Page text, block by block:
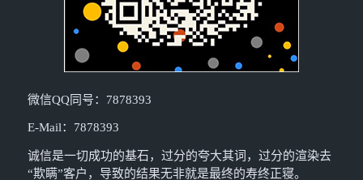
微信QQ同号：7878393
E-Mail：7878393
诚信是一切成功的基石，过分的夸大其词，过分的渲染去
“欺瞒”客户，导致的结果无非就是最终的寿终正寝。